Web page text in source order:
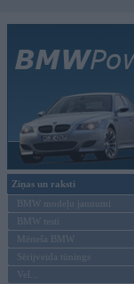
Ziņas un raksti
BMW modeļu jaunumi
BMW testi
Mēneša BMW
Sērijveida tūnings
Vel...